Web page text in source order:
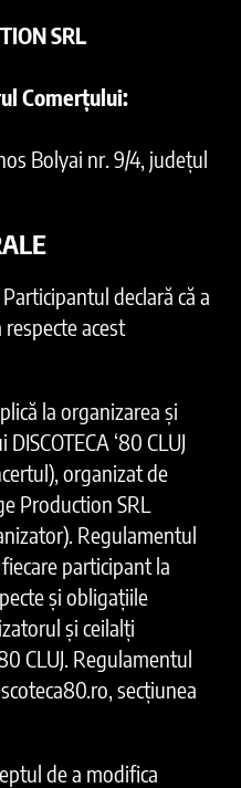
SRL
Comerțului:
Bolyai nr. 9/4, județul
declară că a
acest
la organizarea și
‘80 CLUJ
organizat de
Production SRL
Regulamentul
participant la
și obligațiile
și ceilalți
CLUJ. Regulamentul
secțiunea
de a modifica